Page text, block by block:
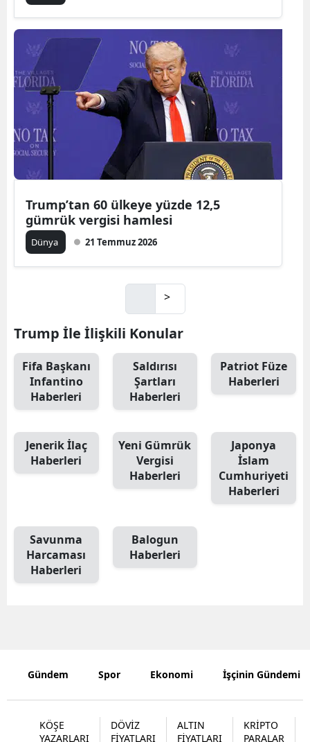
Trump’tan 60 ülkeye yüzde 12,5
gümrük vergisi hamlesi
Dünya 21 Temmuz 2026
>
Trump İle İlişkili Konular
Fifa Başkanı
Infantino
Haberleri
Saldırısı
Şartları
Haberleri
Patriot Füze
Haberleri
Jenerik İlaç
Haberleri
Yeni Gümrük
Vergisi
Haberleri
Japonya
İslam
Cumhuriyeti
Haberleri
Savunma
Harcaması
Haberleri
Balogun
Haberleri
Gündem Spor Ekonomi İşçinin Gündemi
KÖŞE
YAZARLARI
DÖVİZ
FİYATLARI
ALTIN
FİYATLARI
KRİPTO
PARALAR